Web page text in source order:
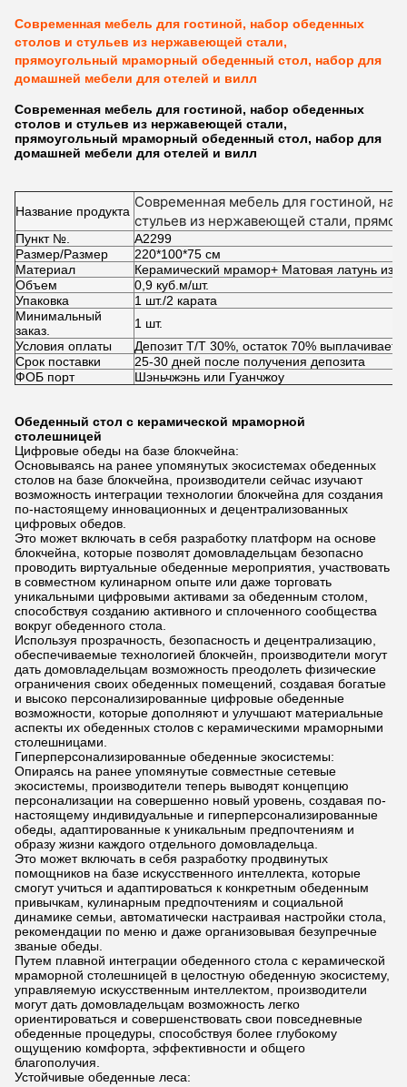
Современная мебель для гостиной, набор обеденных
столов и стульев из нержавеющей стали,
прямоугольный мраморный обеденный стол, набор для
домашней мебели для отелей и вилл
Современная мебель для гостиной, набор обеденных
столов и стульев из нержавеющей стали,
прямоугольный мраморный обеденный стол, набор для
домашней мебели для отелей и вилл
Название продукта
Современная мебель для гостиной,
стульев из нержавеющей стали,
обеденный стол, набор для домашней
Пункт №.
А2299
Размер/Размер
220*100*75 см
Материал
Керамический мрамор+ Матовая латунь из
Объем
0,9 куб.м/шт.
Упаковка
1 шт./2 карата
Минимальный
заказ.
1 шт.
Условия оплаты
Депозит T/T 30%, остаток 70%
Срок поставки
25-30 дней после получения депозита
ФОБ порт
Шэньчжэнь или Гуанчжоу
Обеденный стол с керамической мраморной
столешницей
Цифровые обеды на базе блокчейна:
Основываясь на ранее упомянутых экосистемах обеденных
столов на базе блокчейна, производители сейчас изучают
возможность интеграции технологии блокчейна для создания
по-настоящему инновационных и децентрализованных
цифровых обедов.
Это может включать в себя разработку платформ на основе
блокчейна, которые позволят домовладельцам безопасно
проводить виртуальные обеденные мероприятия, участвовать
в совместном кулинарном опыте или даже торговать
уникальными цифровыми активами за обеденным столом,
способствуя созданию активного и сплоченного сообщества
вокруг обеденного стола.
Используя прозрачность, безопасность и децентрализацию,
обеспечиваемые технологией блокчейн, производители могут
дать домовладельцам возможность преодолеть физические
ограничения своих обеденных помещений, создавая богатые
и высоко персонализированные цифровые обеденные
возможности, которые дополняют и улучшают материальные
аспекты их обеденных столов с керамическими мраморными
столешницами.
Гиперперсонализированные обеденные экосистемы:
Опираясь на ранее упомянутые совместные сетевые
экосистемы, производители теперь выводят концепцию
персонализации на совершенно новый уровень, создавая по-
настоящему индивидуальные и гиперперсонализированные
обеды, адаптированные к уникальным предпочтениям и
образу жизни каждого отдельного домовладельца.
Это может включать в себя разработку продвинутых
помощников на базе искусственного интеллекта, которые
смогут учиться и адаптироваться к конкретным обеденным
привычкам, кулинарным предпочтениям и социальной
динамике семьи, автоматически настраивая настройки стола,
рекомендации по меню и даже организовывая безупречные
званые обеды.
Путем плавной интеграции обеденного стола с керамической
мраморной столешницей в целостную обеденную экосистему,
управляемую искусственным интеллектом, производители
могут дать домовладельцам возможность легко
ориентироваться и совершенствовать свои повседневные
обеденные процедуры, способствуя более глубокому
ощущению комфорта, эффективности и общего
благополучия.
Устойчивые обеденные леса: